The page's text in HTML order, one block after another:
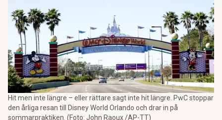
Hit men inte längre – eller rättare sagt inte hit längre. PwC stoppar
den årliga resan till Disney World Orlando och drar in på
sommarpraktiken. (Foto: John Raoux /AP-TT)